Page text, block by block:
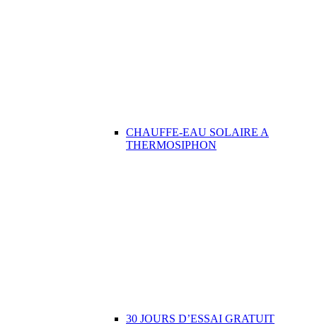
CHAUFFE-EAU SOLAIRE A
THERMOSIPHON
30 JOURS D’ESSAI GRATUIT